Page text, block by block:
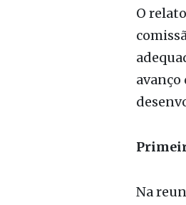
avanço
Na